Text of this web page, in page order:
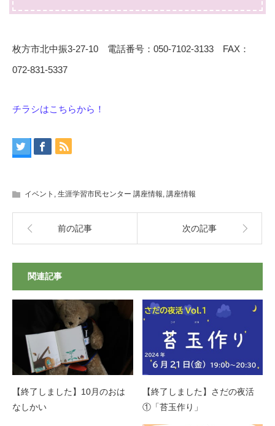
枚方市北中振3-27-10 電話番号：050-7102-3133 FAX：
072-831-5337
チラシはこちらから！
イベント , 生涯学習市民センター 講座情報, 講座情報
前の記事 次の記事
関連記事
【終了しました】10月のおは
なしかい
【終了しました】さだの夜活
①「苔玉作り」